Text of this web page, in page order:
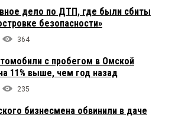
дело по ДТП, где были сбиты
безопасности»
364
с пробегом в Омской
11% выше, чем год назад
235
бизнесмена обвинили в даче